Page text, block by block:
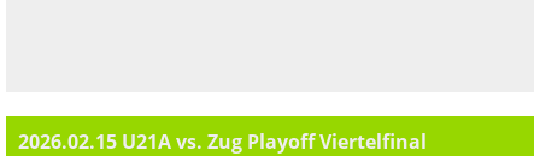
2026.02.15 U21A vs. Zug Playoff Viertelfinal